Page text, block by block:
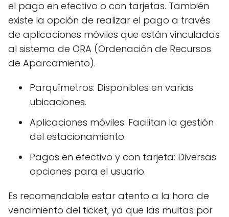
el pago en efectivo o con tarjetas. También
existe la opción de realizar el pago a través
de aplicaciones móviles que están vinculadas
al sistema de ORA (Ordenación de Recursos
de Aparcamiento).
Parquímetros: Disponibles en varias
ubicaciones.
Aplicaciones móviles: Facilitan la gestión
del estacionamiento.
Pagos en efectivo y con tarjeta: Diversas
opciones para el usuario.
Es recomendable estar atento a la hora de
vencimiento del ticket, ya que las multas por